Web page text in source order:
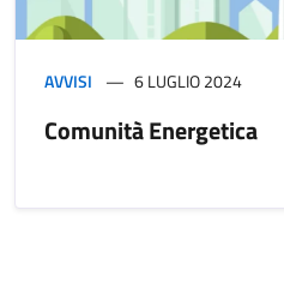
AVVISI 6 LUGLIO 2024
Comunità Energetica